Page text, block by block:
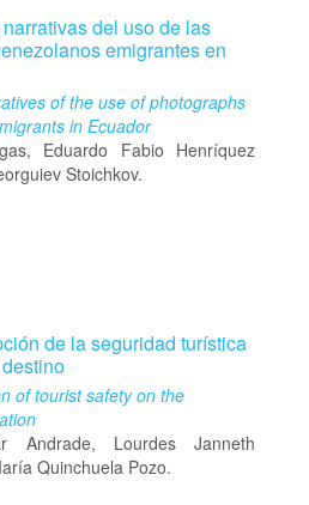
del uso de las
emigrantes en
of the use of photographs
in Ecuador
Eduardo Fabio Henríquez
Stoichkov.
de la seguridad turística
of tourist safety on the
Andrade, Lourdes Janneth
Quinchuela Pozo.